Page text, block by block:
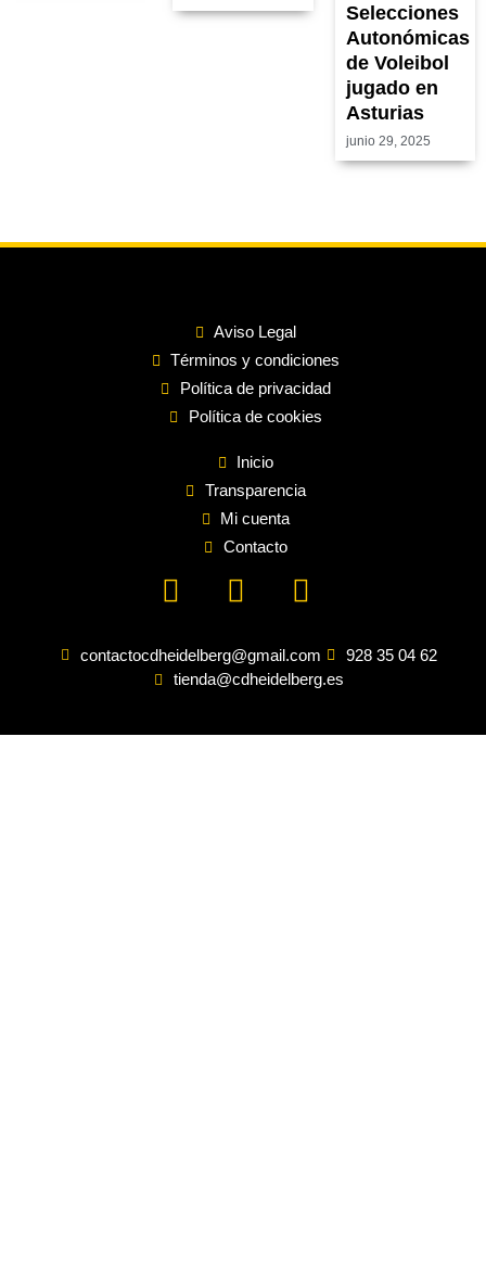
Selecciones
Autonómicas
de Voleibol
jugado en
Asturias
junio 29, 2025
Aviso Legal
Términos y condiciones
Política de privacidad
Política de cookies
Inicio
Transparencia
Mi cuenta
Contacto
contactocdheidelberg@gmail.com
928 35 04 62
tienda@cdheidelberg.es